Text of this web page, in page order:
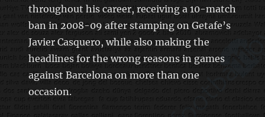
throughout his career, receiving a 10-match
ban in 2008-09 after stamping on Getafe’s
Javier Casquero, while also making the
headlines for the wrong reasons in games
against Barcelona on more than one
occasion.